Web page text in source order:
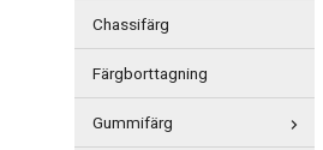
Chassifärg
Färgborttagning
Gummifärg